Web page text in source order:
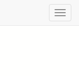
Toggle